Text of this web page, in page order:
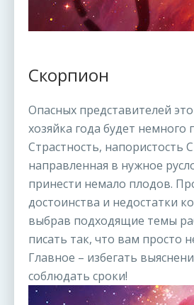
Скорпион
Опасных представителей
хозяйка года будет немного
Страстность, напористость
направленная в нужное
принести немало плодов.
достоинства и недостатки
выбрав подходящие темы
писать так, что вам просто
Главное – избегать
соблюдать сроки!